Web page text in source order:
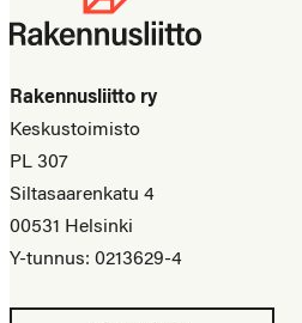
Rakennusliitto ry
Keskustoimisto
PL 307
Siltasaarenkatu 4
00531 Helsinki
Y-tunnus: 0213629-4